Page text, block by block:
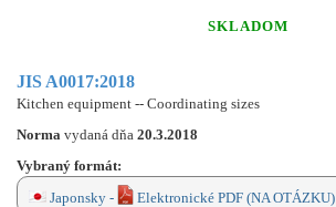
SKLADOM
JIS A0017:2018
Kitchen equipment -- Coordinating sizes
Norma vydaná dňa 20.3.2018
Vybraný formát:
Japonsky -
Elektronické PDF (NA OTÁZKU)